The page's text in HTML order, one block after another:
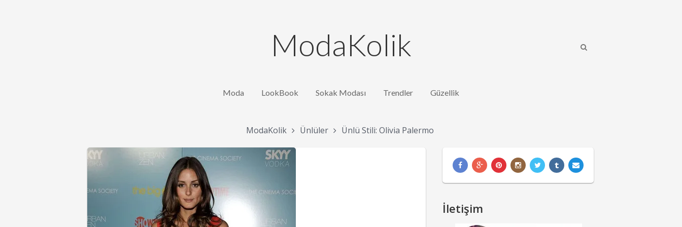
ModaKolik
Moda LookBook Sokak Modası Trendler Güzellik
ModaKolik Ünlüler Ünlü Stili: Olivia Palermo
İletişim